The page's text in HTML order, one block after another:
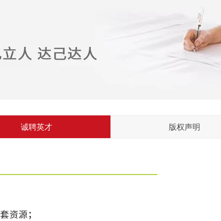
诚聘英才 版权声明